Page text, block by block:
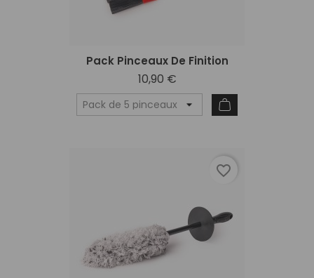
Pack Pinceaux De Finition
10,90 €
favorite_border